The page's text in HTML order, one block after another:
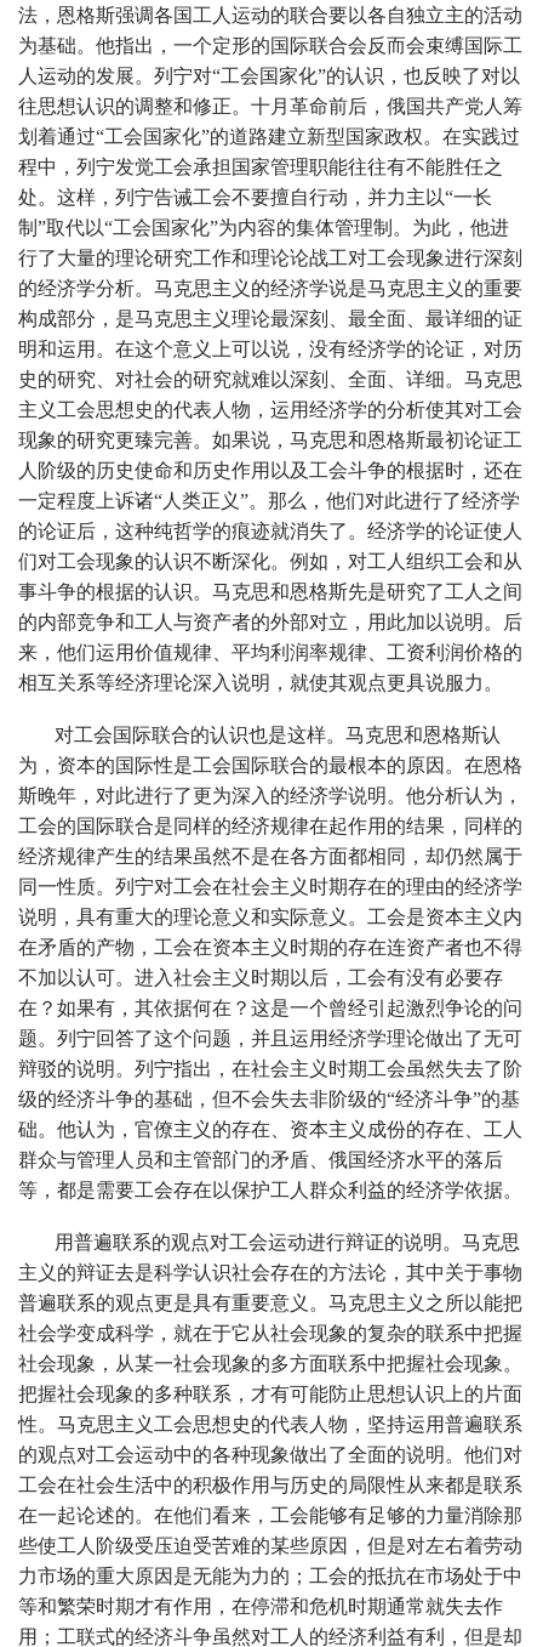
法，恩格斯强调各国工人运动的联合要以各自独立主的活动
为基础。他指出，一个定形的国际联合会反而会束缚国际工
人运动的发展。列宁对“工会国家化”的认识，也反映了对以
往思想认识的调整和修正。十月革命前后，俄国共产党人筹
划着通过“工会国家化”的道路建立新型国家政权。在实践过
程中，列宁发觉工会承担国家管理职能往往有不能胜任之
处。这样，列宁告诫工会不要擅自行动，并力主以“一长
制”取代以“工会国家化”为内容的集体管理制。为此，他进
行了大量的理论研究工作和理论论战工对工会现象进行深刻
的经济学分析。马克思主义的经济学说是马克思主义的重要
构成部分，是马克思主义理论最深刻、最全面、最详细的证
明和运用。在这个意义上可以说，没有经济学的论证，对历
史的研究、对社会的研究就难以深刻、全面、详细。马克思
主义工会思想史的代表人物，运用经济学的分析使其对工会
现象的研究更臻完善。如果说，马克思和恩格斯最初论证工
人阶级的历史使命和历史作用以及工会斗争的根据时，还在
一定程度上诉诸“人类正义”。那么，他们对此进行了经济学
的论证后，这种纯哲学的痕迹就消失了。经济学的论证使人
们对工会现象的认识不断深化。例如，对工人组织工会和从
事斗争的根据的认识。马克思和恩格斯先是研究了工人之间
的内部竞争和工人与资产者的外部对立，用此加以说明。后
来，他们运用价值规律、平均利润率规律、工资利润价格的
相互关系等经济理论深入说明，就使其观点更具说服力。
对工会国际联合的认识也是这样。马克思和恩格斯认
为，资本的国际性是工会国际联合的最根本的原因。在恩格
斯晚年，对此进行了更为深入的经济学说明。他分析认为，
工会的国际联合是同样的经济规律在起作用的结果，同样的
经济规律产生的结果虽然不是在各方面都相同，却仍然属于
同一性质。列宁对工会在社会主义时期存在的理由的经济学
说明，具有重大的理论意义和实际意义。工会是资本主义内
在矛盾的产物，工会在资本主义时期的存在连资产者也不得
不加以认可。进入社会主义时期以后，工会有没有必要存
在？如果有，其依据何在？这是一个曾经引起激烈争论的问
题。列宁回答了这个问题，并且运用经济学理论做出了无可
辩驳的说明。列宁指出，在社会主义时期工会虽然失去了阶
级的经济斗争的基础，但不会失去非阶级的“经济斗争”的基
础。他认为，官僚主义的存在、资本主义成份的存在、工人
群众与管理人员和主管部门的矛盾、俄国经济水平的落后
等，都是需要工会存在以保护工人群众利益的经济学依据。
用普遍联系的观点对工会运动进行辩证的说明。马克思
主义的辩证去是科学认识社会存在的方法论，其中关于事物
普遍联系的观点更是具有重要意义。马克思主义之所以能把
社会学变成科学，就在于它从社会现象的复杂的联系中把握
社会现象，从某一社会现象的多方面联系中把握社会现象。
把握社会现象的多种联系，才有可能防止思想认识上的片面
性。马克思主义工会思想史的代表人物，坚持运用普遍联系
的观点对工会运动中的各种现象做出了全面的说明。他们对
工会在社会生活中的积极作用与历史的局限性从来都是联系
在一起论述的。在他们看来，工会能够有足够的力量消除那
些使工人阶级受压迫受苦难的某些原因，但是对左右着劳动
力市场的重大原因是无能为力的；工会的抵抗在市场处于中
等和繁荣时期才有作用，在停滞和危机时期通常就失去作
用；工联式的经济斗争虽然对工人的经济利益有利，但是却